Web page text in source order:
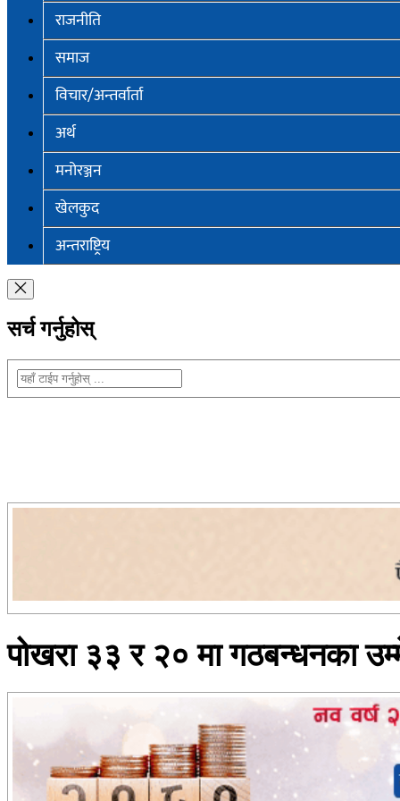
राजनीति
समाज
विचार/अन्तर्वार्ता
अर्थ
मनोरञ्जन
खेलकुद
अन्तराष्ट्रिय
सर्च गर्नुहोस्
पोखरा ३३ र २० मा गठबन्धनका